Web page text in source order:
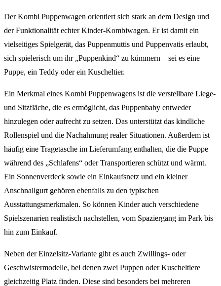
Der Kombi Puppenwagen orientiert sich stark an dem Design und
der Funktionalität echter Kinder-Kombiwagen. Er ist damit ein
vielseitiges Spielgerät, das Puppenmuttis und Puppenvatis erlaubt,
sich spielerisch um ihr „Puppenkind“ zu kümmern – sei es eine
Puppe, ein Teddy oder ein Kuscheltier.
Ein Merkmal eines Kombi Puppenwagens ist die verstellbare Liege-
und Sitzfläche, die es ermöglicht, das Puppenbaby entweder
hinzulegen oder aufrecht zu setzen. Das unterstützt das kindliche
Rollenspiel und die Nachahmung realer Situationen. Außerdem ist
häufig eine Tragetasche im Lieferumfang enthalten, die die Puppe
während des „Schlafens“ oder Transportieren schützt und wärmt.
Ein Sonnenverdeck sowie ein Einkaufsnetz und ein kleiner
Anschnallgurt gehören ebenfalls zu den typischen
Ausstattungsmerkmalen. So können Kinder auch verschiedene
Spielszenarien realistisch nachstellen, vom Spaziergang im Park bis
hin zum Einkauf.
Neben der Einzelsitz-Variante gibt es auch Zwillings- oder
Geschwistermodelle, bei denen zwei Puppen oder Kuscheltiere
gleichzeitig Platz finden. Diese sind besonders bei mehreren